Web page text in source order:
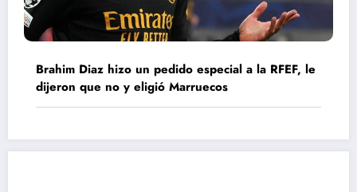
Brahim Diaz hizo un pedido especial a la RFEF, le
dijeron que no y eligió Marruecos